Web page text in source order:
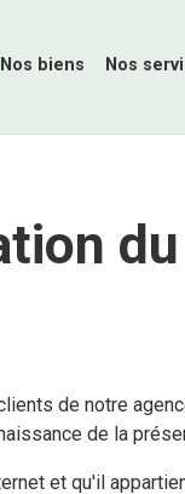
Nos biens Nos
de notre
de la
et qu'il